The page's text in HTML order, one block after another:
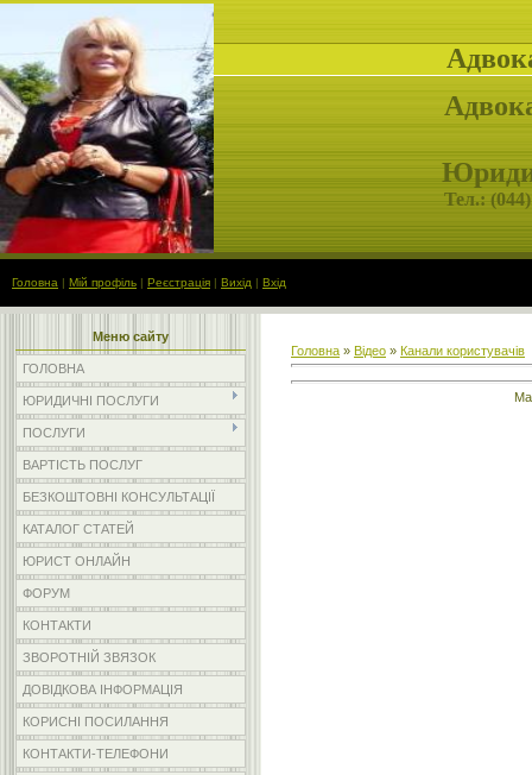
Тел.: (
Головна | Мій профіль | Реєстрація | Вихід | Вхід
Меню сайту
ГОЛОВНА
ЮРИДИЧНІ ПОСЛУГИ
ПОСЛУГИ
ВАРТІСТЬ ПОСЛУГ
БЕЗКОШТОВНІ КОНСУЛЬТАЦІЇ
КАТАЛОГ СТАТЕЙ
ЮРИСТ ОНЛАЙН
ФОРУМ
КОНТАКТИ
ЗВОРОТНІЙ ЗВЯЗОК
ДОВІДКОВА ІНФОРМАЦІЯ
КОРИСНІ ПОСИЛАННЯ
КОНТАКТИ-ТЕЛЕФОНИ
Головна » Відео » Канали користувачів